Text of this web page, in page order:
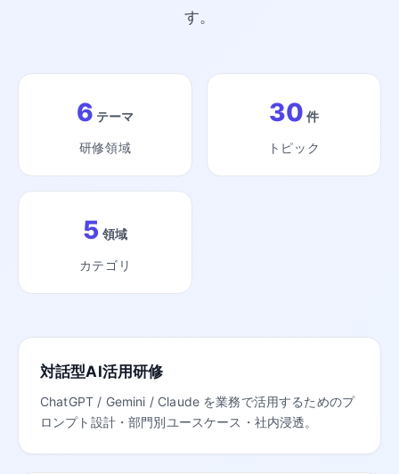
す。
6 テーマ
研修領域
30 件
トピック
5 領域
カテゴリ
対話型AI活用研修
ChatGPT / Gemini / Claude を業務で活用するためのプ
ロンプト設計・部門別ユースケース・社内浸透。